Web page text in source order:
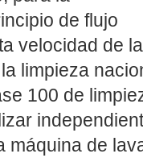
de flujo
velocidad de
limpieza
100 de
máquina de